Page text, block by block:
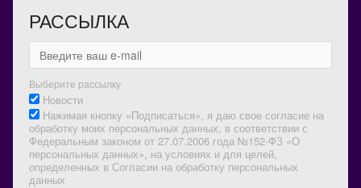
РАССЫЛКА
Выберите рассылку
Новости
Нажимая кнопку «Подписаться», я даю свое согласие на
обработку моих персональных данных, в соответствии с
Федеральным законом от 27.07.2006 года №152-ФЗ «О
персональных данных», на условиях и для целей,
определенных в Согласии на обработку персональных
данных